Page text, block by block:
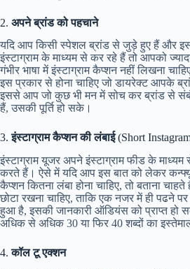
2. अपने ब्रांड को पहचाने
यदि आप किसी स्पेशल ब्रांड से जुड़े हुए हैं और
इंस्टाग्राम के माध्यम से कर रहे हैं तो आपको
गंभीर भाषा में इंस्टाग्राम कैप्शन नहीं लिखना
इस प्रकार से होना चाहिए जो डायरेक्ट आपके
इससे आप जो कुछ भी मन में सोच कर ब्रांड से
हैं, उसकी पूर्ति हो सके।
3.इंस्टाग्राम कैप्शन की लंबाई(Short
इंस्टाग्राम यूजर अपने इंस्टाग्राम फीड के
करते हैं। ऐसे में यदि आप इस बात को लेकर
कैप्शन कितना लंबा होना चाहिए, तो बताना
छोटा रखना चाहिए, ताकि एक नजर में ही पढने
हुआ है, इसकी जानकारी ऑडियंस को प्राप्त
अधिक से अधिक 30 या फिर 40 शब्दों का
4.कॉल टू एक्शन